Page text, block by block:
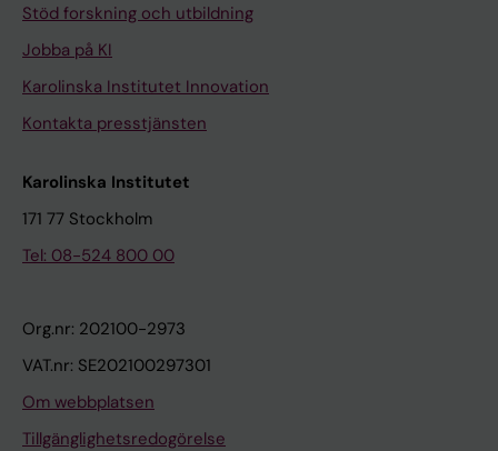
Stöd forskning och utbildning
Jobba på KI
Karolinska Institutet Innovation
Kontakta presstjänsten
Karolinska Institutet
171 77 Stockholm
Tel: 08-524 800 00
Org.nr: 202100-2973
VAT.nr: SE202100297301
Om webbplatsen
Tillgänglighetsredogörelse